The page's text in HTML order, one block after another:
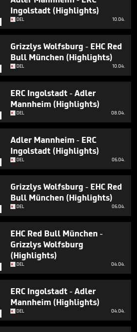
Ingolstadt (Highlights)
DEL 10.04.
Grizzlys Wolfsburg - EHC Red
Bull München (Highlights)
DEL 10.04.
ERC Ingolstadt - Adler
Mannheim (Highlights)
DEL 08.04.
Adler Mannheim - ERC
Ingolstadt (Highlights)
DEL 06.04.
Grizzlys Wolfsburg - EHC Red
Bull München (Highlights)
DEL 06.04.
EHC Red Bull München -
Grizzlys Wolfsburg
(Highlights)
DEL 04.04.
ERC Ingolstadt - Adler
Mannheim (Highlights)
DEL 04.04.